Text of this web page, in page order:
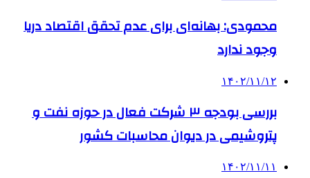
محمودی: بهانه‌ای برای عدم تحقق اقتصاد دریا
وجود ندارد
۱۴۰۲/۱۱/۱۲
بررسی بودجه ۳ شرکت‌ فعال در حوزه نفت و
پتروشیمی در دیوان محاسبات کشور
۱۴۰۲/۱۱/۱۱